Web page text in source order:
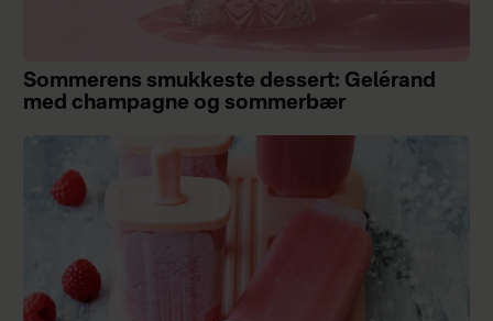
Sommerens smukkeste dessert: Gelérand
med champagne og sommerbær